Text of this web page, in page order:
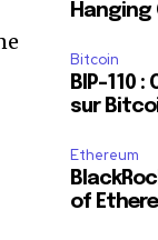
Hanging
Bitcoin
BIP-110
sur
Ethereum
of